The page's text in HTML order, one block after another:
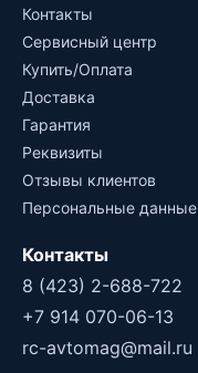
Контакты
Сервисный центр
Купить/Оплата
Доставка
Гарантия
Реквизиты
Отзывы клиентов
Персональные данные
Контакты
8 (423) 2-688-722
+7 914 070-06-13
rc-avtomag@mail.ru